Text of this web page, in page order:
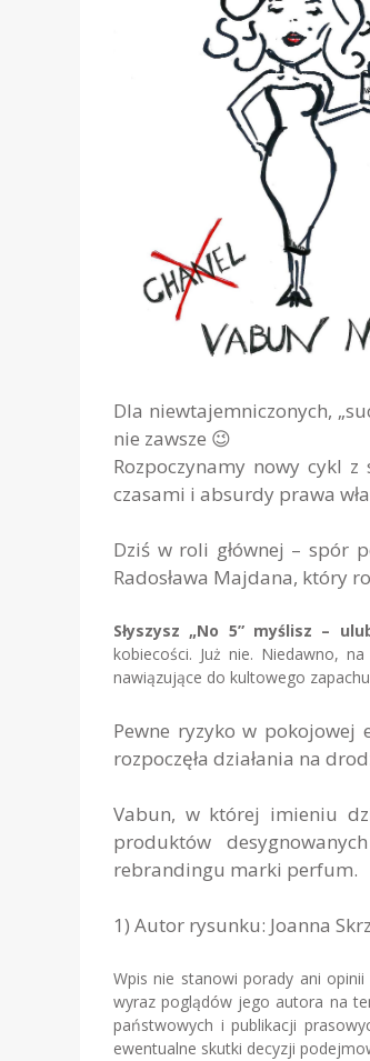
Dla niewtajemniczonych,
nie zawsze 😉
Rozpoczynamy nowy cykl z
czasami i absurdy prawa
Dziś w roli głównej – spór
Radosława Majdana, który
Słyszysz „No 5” myślisz –
kobiecości. Już nie. Niedawno,
nawiązujące do kultowego
Pewne ryzyko w pokojowej
rozpoczęła działania na
Vabun, w której imieniu
produktów
rebrandingu marki perfum.
1) Autor rysunku: Joanna
Wpis nie stanowi porady ani
wyraz poglądów jego autora na
państwowych i publikacji
ewentualne skutki decyzji